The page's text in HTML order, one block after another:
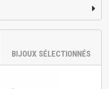
BIJOUX SÉLECTIONNÉS